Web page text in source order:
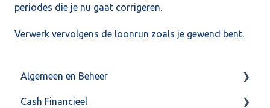
periodes die je nu gaat corrigeren.
Verwerk vervolgens de loonrun zoals je gewend bent.
Algemeen en Beheer
Bank(koppeling)
Cash Financieel